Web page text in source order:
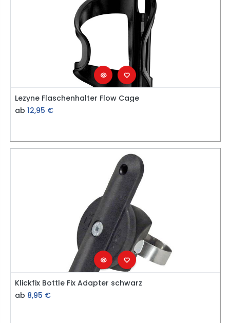
Lezyne Flaschenhalter Flow Cage
ab 12,95 €
Klickfix Bottle Fix Adapter schwarz
ab 8,95 €